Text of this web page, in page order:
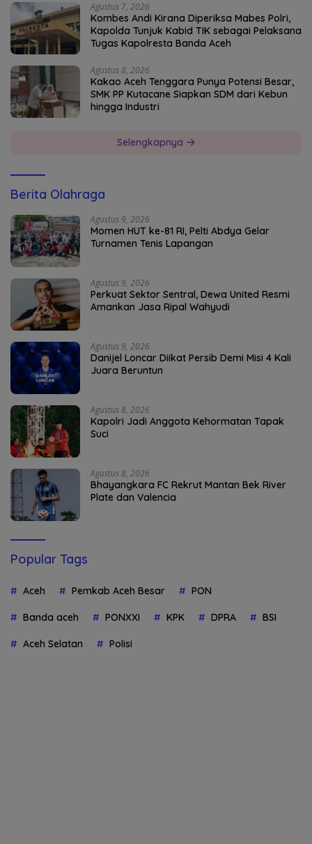
Agustus 7, 2026
Kombes Andi Kirana Diperiksa Mabes Polri,
Kapolda Tunjuk Kabid TIK sebagai Pelaksana
Tugas Kapolresta Banda Aceh
Agustus 8, 2026
Kakao Aceh Tenggara Punya Potensi Besar,
SMK PP Kutacane Siapkan SDM dari Kebun
hingga Industri
Selengkapnya
Berita Olahraga
Agustus 9, 2026
Momen HUT ke-81 RI, Pelti Abdya Gelar
Turnamen Tenis Lapangan
Agustus 9, 2026
Perkuat Sektor Sentral, Dewa United Resmi
Amankan Jasa Ripal Wahyudi
Agustus 9, 2026
Danijel Loncar Diikat Persib Demi Misi 4 Kali
Juara Beruntun
Agustus 8, 2026
Kapolri Jadi Anggota Kehormatan Tapak
Suci
Agustus 8, 2026
Bhayangkara FC Rekrut Mantan Bek River
Plate dan Valencia
Popular Tags
Aceh Pemkab Aceh Besar PON
Banda aceh PONXXI KPK DPRA BSI
Aceh Selatan Polisi